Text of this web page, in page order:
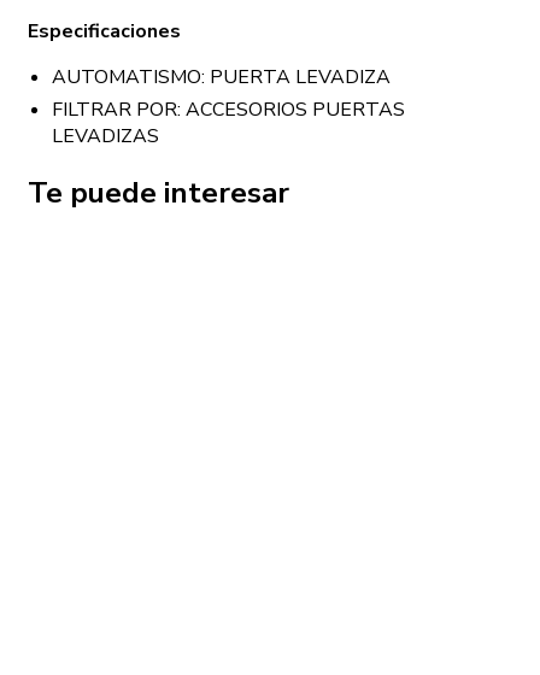
Especificaciones
AUTOMATISMO: PUERTA LEVADIZA
FILTRAR POR: ACCESORIOS PUERTAS
LEVADIZAS
Te puede interesar